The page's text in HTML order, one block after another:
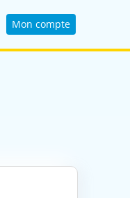
Mon compte